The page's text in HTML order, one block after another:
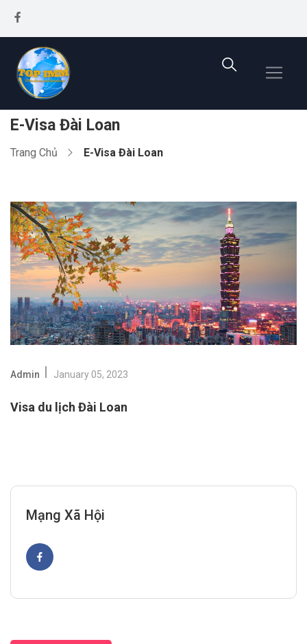
E-Visa Đài Loan
Trang Chủ E-Visa Đài Loan
Admin January 05, 2023
Visa du lịch Đài Loan
Mạng Xã Hội